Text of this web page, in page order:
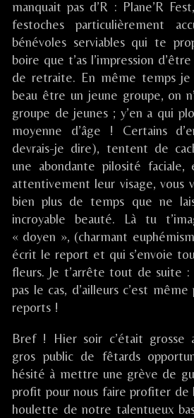
/
REVELLES
80
)
published
on
by
the
of
R
’
Festival
REVELLES
80
),
manquait pas d’R : Plane’R
festoches particulièrement
bénévoles serviables qui te
boire que t’as l’impression
de retraite. En même temps je
beau être un jeune groupe, on
groupe de jeunes ; y’en a qui
moyenne d’âge ! Certains
devrais-je dire), tentent de
une abondante pilosité
attentivement leur visage, vous
bien plus de temps que ne
incroyable beauté. Là tu
« doyen », (charmant
écrit le report et qui s’envoie
fleurs. Je t’arrête tout de suite :
pas le cas, d’ailleurs c’est
reports !
Bref ! Hier soir c’était grosse
gros public de fêtards
hésité à mettre une grève de
profit pour nous faire profiter de
houlette de notre talentueux